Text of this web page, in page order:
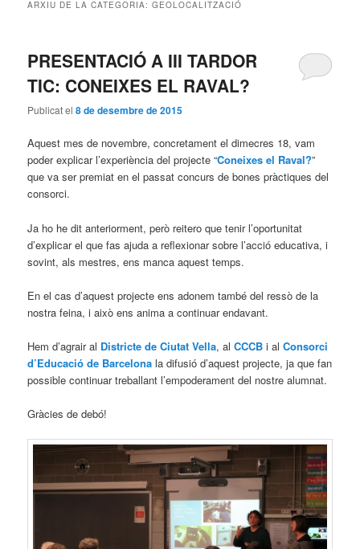
ARXIU DE LA CATEGORIA:GEOLOCALITZACIÓ
PRESENTACIÓ A III TARDOR
TIC: CONEIXES EL RAVAL?
Publicat el8 de desembre de 2015
Aquest mes de novembre, concretament el dimecres 18, vam
poder explicar l’experiència del projecte “Coneixes el Raval?”
que va ser premiat en el passat concurs de bones pràctiques del
consorci.
Ja ho he dit anteriorment, però reitero que tenir l’oportunitat
d’explicar el que fas ajuda a reflexionar sobre l’acció educativa, i
sovint, als mestres, ens manca aquest temps.
En el cas d’aquest projecte ens adonem també del ressò de la
nostra feina, i això ens anima a continuar endavant.
Hem d’agrair al Districte de Ciutat Vella, al CCCB i alConsorci
d’Educació de Barcelona la difusió d’aquest projecte, ja que fan
possible continuar treballant l’empoderament del nostre alumnat.
Gràcies de debó!